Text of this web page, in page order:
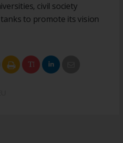
civil society
to promote its vision